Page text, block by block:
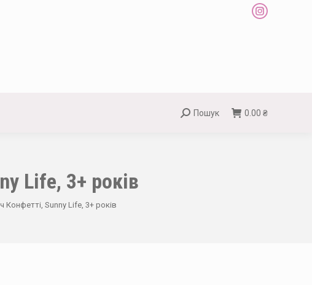
Instagram
Search:
Пошук 0.00 ₴
Life, 3+ років
Конфетті, Sunny Life, 3+ років